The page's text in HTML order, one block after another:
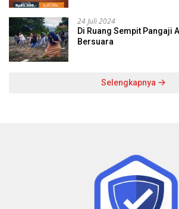
24 Juli 2024
Di Ruang Sempit Pangaji
Bersuara
Selengkapnya